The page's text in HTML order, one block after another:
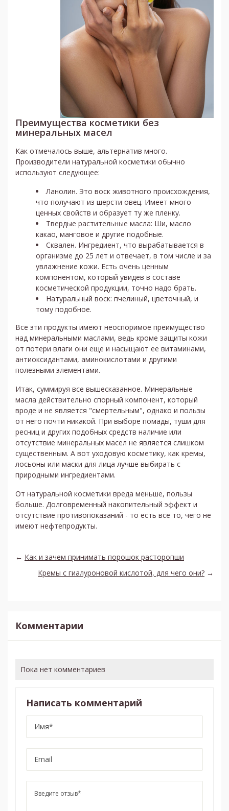
Преимущества косметики без
минеральных масел
Как отмечалось выше, альтернатив много.
Производители натуральной косметики обычно
используют следующее:
Ланолин. Это воск животного происхождения,
что получают из шерсти овец. Имеет много
ценных свойств и образует ту же пленку.
Твердые растительные масла: Ши, масло
какао, манговое и другие подобные.
Сквален. Ингредиент, что вырабатывается в
организме до 25 лет и отвечает, в том числе и за
увлажнение кожи. Есть очень ценным
компонентом, который увидев в составе
косметической продукции, точно надо брать.
Натуральный воск: пчелиный, цветочный, и
тому подобное.
Все эти продукты имеют неоспоримое преимущество
над минеральными маслами, ведь кроме защиты кожи
от потери влаги они еще и насыщают ее витаминами,
антиоксидантами, аминокислотами и другими
полезными элементами.
Итак, суммируя все вышесказанное. Минеральные
масла действительно спорный компонент, который
вроде и не является "смертельным", однако и пользы
от него почти никакой. При выборе помады, туши для
ресниц и других подобных средств наличие или
отсутствие минеральных масел не является слишком
существенным. А вот уходовую косметику, как кремы,
лосьоны или маски для лица лучше выбирать с
природными ингредиентами.
От натуральной косметики вреда меньше, пользы
больше. Долговременный накопительный эффект и
отсутствие противопоказаний - то есть все то, чего не
имеют нефтепродукты.
← Как и зачем принимать порошок расторопши
Кремы с гиалуроновой кислотой, для чего они? →
Комментарии
Пока нет комментариев
Написать комментарий